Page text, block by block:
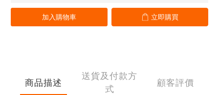
加入購物車 立即購買
商品描述
送貨及付款方
式
顧客評價